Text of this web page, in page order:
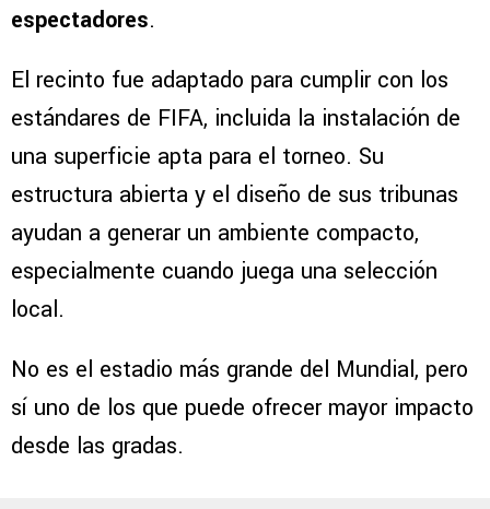
espectadores.
El recinto fue adaptado para cumplir con los
estándares de FIFA, incluida la instalación de
una superficie apta para el torneo. Su
estructura abierta y el diseño de sus tribunas
ayudan a generar un ambiente compacto,
especialmente cuando juega una selección
local.
No es el estadio más grande del Mundial, pero
sí uno de los que puede ofrecer mayor impacto
desde las gradas.